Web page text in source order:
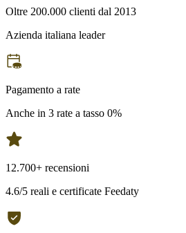
Oltre 200.000 clienti dal 2013
Azienda italiana leader
Pagamento a rate
Anche in 3 rate a tasso 0%
12.700+ recensioni
4.6/5 reali e certificate Feedaty